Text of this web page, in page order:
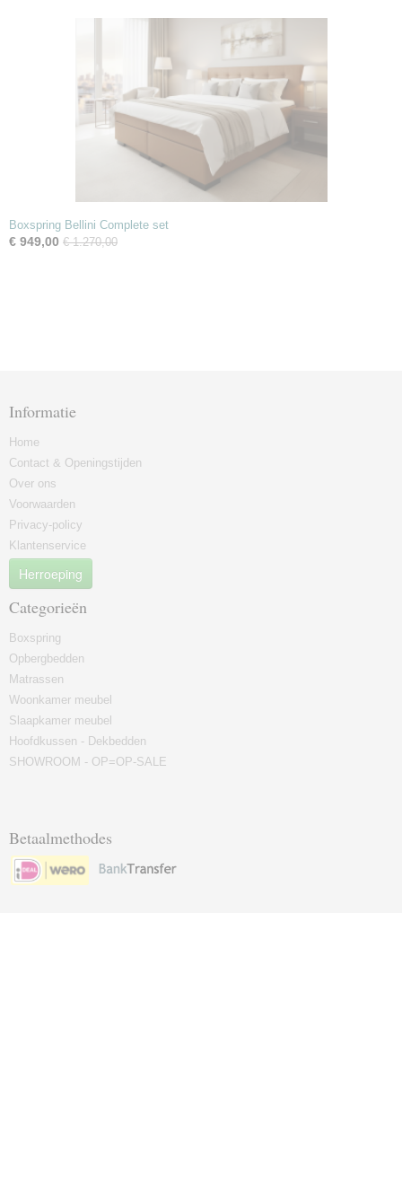
Boxspring Bellini Complete set
€ 949,00 € 1.270,00
Informatie
Home
Contact & Openingstijden
Over ons
Voorwaarden
Privacy-policy
Klantenservice
Herroeping
Categorieën
Boxspring
Opbergbedden
Matrassen
Woonkamer meubel
Slaapkamer meubel
Hoofdkussen - Dekbedden
SHOWROOM - OP=OP-SALE
Betaalmethodes